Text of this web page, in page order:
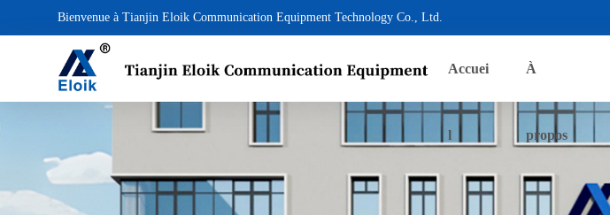
Bienvenue à Tianjin Eloik Communication Equipment Technology Co., Ltd.
Accuei
l
À
propos